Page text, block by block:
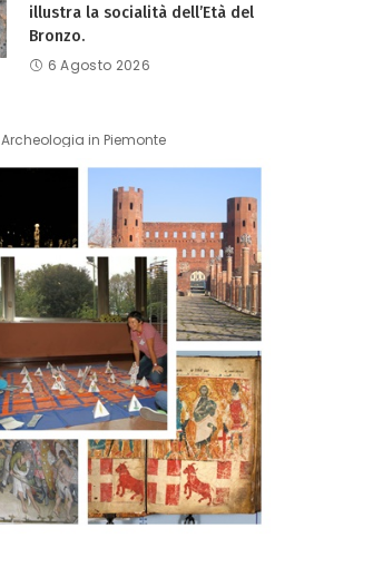
illustra la socialità dell’Età del
Bronzo.
6 Agosto 2026
Archeologia in Piemonte